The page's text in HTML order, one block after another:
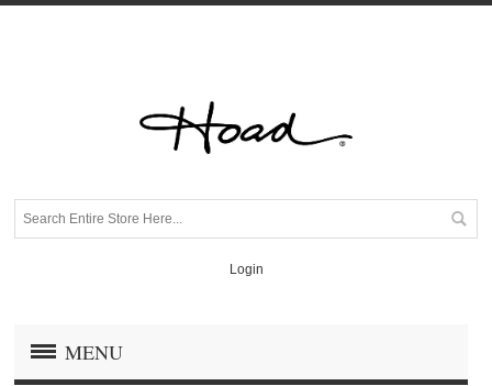
Login
MENU